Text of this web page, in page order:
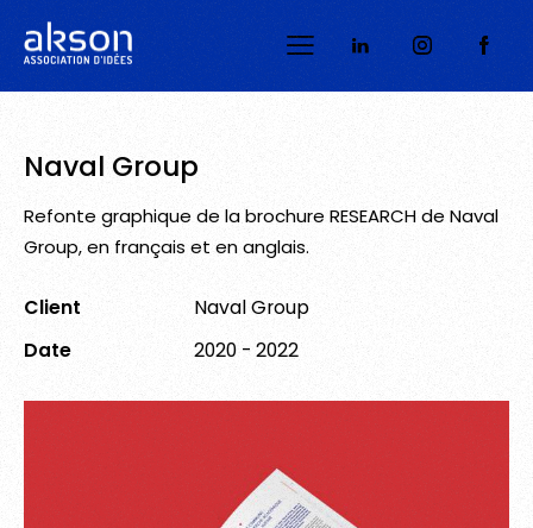
Naval Group
Refonte graphique de la brochure RESEARCH de Naval
Group, en français et en anglais.
Client
Naval Group
Date
2020 - 2022